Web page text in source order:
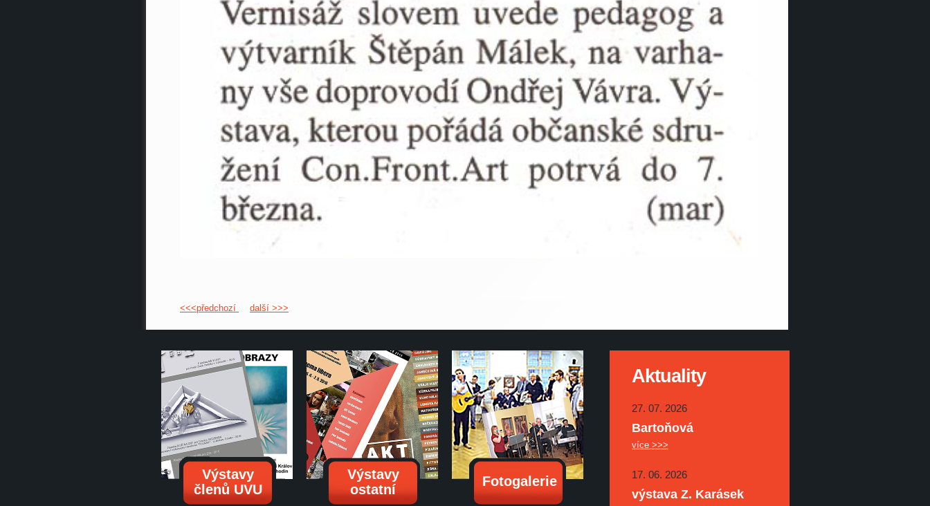
<<<předchozí další >>>
Výstavy
členů UVU
Výstavy
ostatní
Fotogalerie
Aktuality
27. 07. 2026
Bartoňová
více >>>
17. 06. 2026
výstava Z. Karásek